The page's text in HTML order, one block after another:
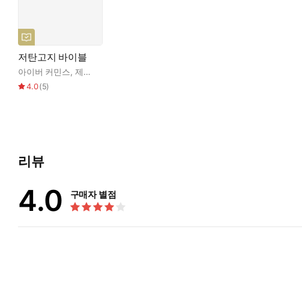
저탄고지 바이블
아이버 커민스, 제프리 거버
4.0(5)
리뷰
4.0 구매자 별점